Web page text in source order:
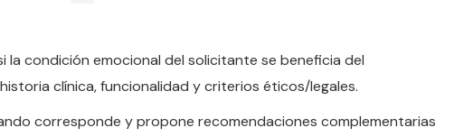
la condición emocional del solicitante se beneficia del
clínica, funcionalidad y criterios éticos/legales.
corresponde y propone recomendaciones complementarias